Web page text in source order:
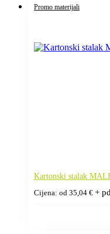
Promo materijali
Kartonski stalak
Cijena: od 35,04 € +